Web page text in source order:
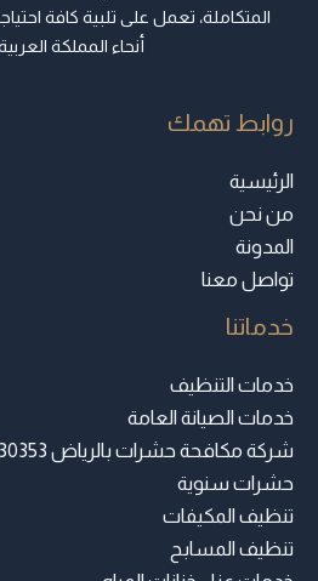
المتكاملة، تعمل على تلبية كافة
أنحاء المملكة
روابط تهمك
الرئيسية
من نحن
المدونة
تواصل معنا
خدماتنا
خدمات التنظيف
خدمات الصيانة العامة
حشرات سنوية
تنظيف المكيفات
تنظيف المسابح